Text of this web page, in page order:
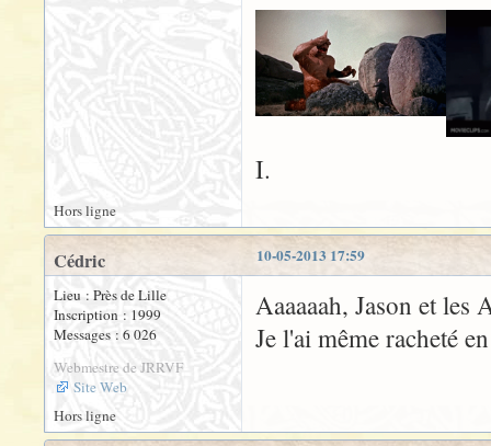
I.
Hors ligne
10-05-2013 17:59
Cédric
Lieu : Près de Lille
Inscription : 1999
Messages : 6 026
Webmestre de JRRVF
Site Web
Aaaaaah, Jason et
Je l'ai même racheté
Hors ligne